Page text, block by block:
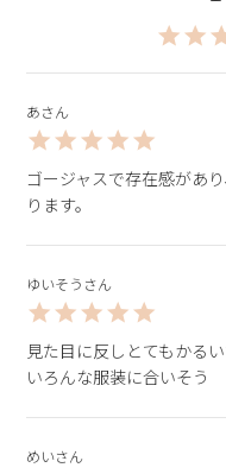
あ
ゴージャスで存在感があ
ります。
ゆいそう
見た目に反しとてもかる
いろんな服装に合いそう
めい